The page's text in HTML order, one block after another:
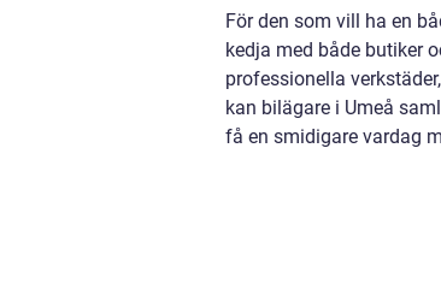
För den som vill ha en
kedja med både butiker
professionella
kan bilägare i Umeå
få en smidigare vardag